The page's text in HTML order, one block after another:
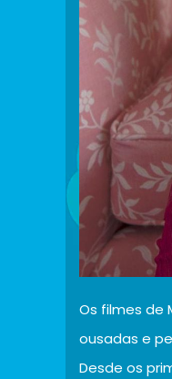
Os filmes de
ousadas e
Desde os